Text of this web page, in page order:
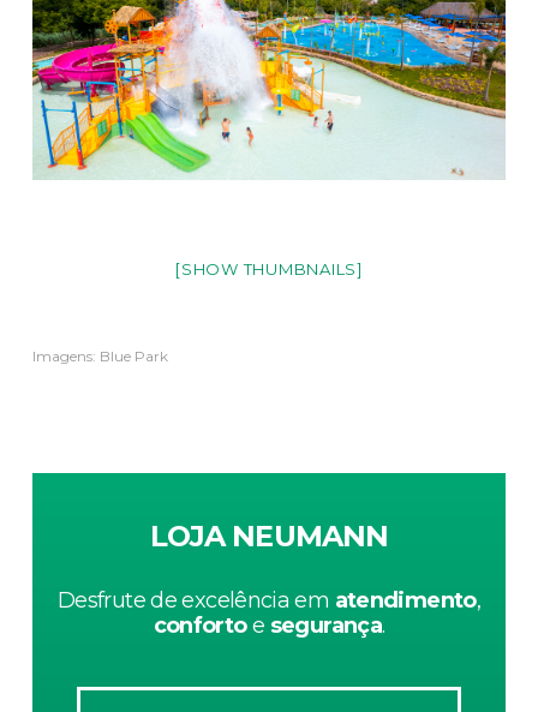
[SHOW THUMBNAILS]
Imagens: Blue Park
LOJA NEUMANN
Desfrute de excelência em atendimento,
confortoe segurança.